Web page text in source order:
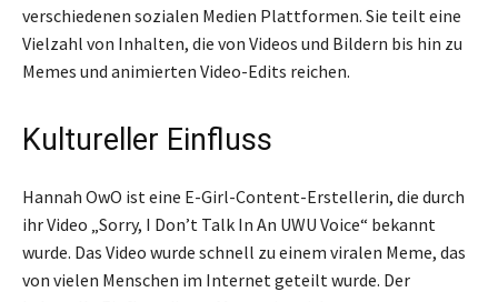
verschiedenen sozialen Medien Plattformen. Sie teilt eine
Vielzahl von Inhalten, die von Videos und Bildern bis hin zu
Memes und animierten Video-Edits reichen.
Kultureller Einfluss
Hannah OwO ist eine E-Girl-Content-Erstellerin, die durch
ihr Video „Sorry, I Don’t Talk In An UWU Voice“ bekannt
wurde. Das Video wurde schnell zu einem viralen Meme, das
von vielen Menschen im Internet geteilt wurde. Der